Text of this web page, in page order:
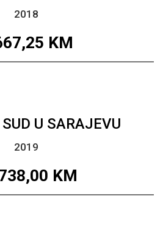
2018
KM
U SARAJEVU
2019
KM